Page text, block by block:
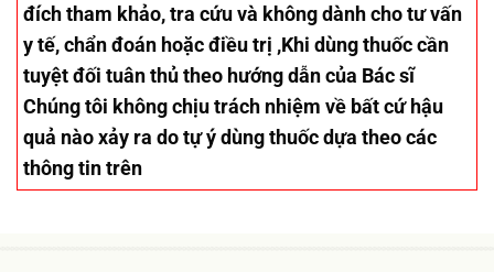
đích tham khảo, tra cứu và không dành cho tư vấn
y tế, chẩn đoán hoặc điều trị ,Khi dùng thuốc cần
tuyệt đối tuân thủ theo hướng dẫn của Bác sĩ
Chúng tôi không chịu trách nhiệm về bất cứ hậu
quả nào xảy ra do tự ý dùng thuốc dựa theo các
thông tin trên